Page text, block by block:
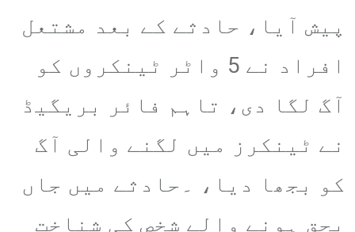
پیش آیا، حادثے کے بعد مشتعل
افراد نے 5 واٹر ٹینکروں کو
آگ لگا دی، تاہم فائر بریگیڈ
نے ٹینکرز میں لگنے والی آگ
کو بجھا دیا، ۔حادثے میں جاں
بحق ہونے والے شخص کی شناخت